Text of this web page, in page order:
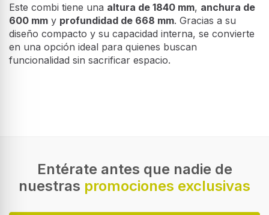
Este combi tiene una altura de 1840 mm, anchura de
600 mm y profundidad de 668 mm. Gracias a su
diseño compacto y su capacidad interna, se convierte
en una opción ideal para quienes buscan
funcionalidad sin sacrificar espacio.
Acero inoxidable
Bisagra para puerta
Entérate antes que nadie de
nuestras promociones exclusivas